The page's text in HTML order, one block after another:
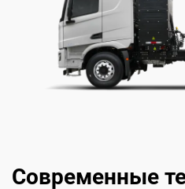
Современные